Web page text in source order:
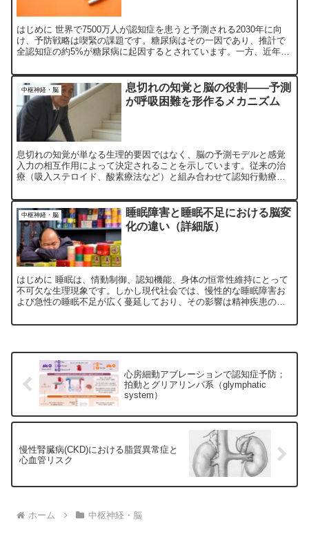
はじめに 世界で7500万人が認知症を患うと予測される2030年に向
け、予防戦略は喫緊の課題です。糖尿病はその一因であり、推計で
全認知症の約5%が糖尿病に起因するとされています。一方、近年の
中枢神経・脳
息切れの知覚と脳の役割——予測
が呼吸困難を形作るメカニズム
息切れの知覚が単なる生理的要因ではなく、脳の予測モデルと感覚
入力の相互作用によって決定されることを示しています。従来の治
療（吸入ステロイド、酸素療法など）と組み合わせて認知行動療法
性的な息切れに対して有効であることが示唆されます。
中枢神経・脳
睡眠障害と睡眠不足における脳変
化の違い（詳細版）
はじめに 睡眠は、情動制御、認知機能、身体の恒常性維持にとって
不可欠な生理現象です。しかし現代社会では、慢性的な睡眠障害お
よび急性の睡眠不足が広く蔓延しており、その影響は精神疾患の悪
心房細動アブレーションで認知症予防；
拍動とグリアリンパ系（glymphatic
system）
慢性腎臓病(CKD)における脂質異常症と
心血管リスク
ホーム 中枢神経・脳